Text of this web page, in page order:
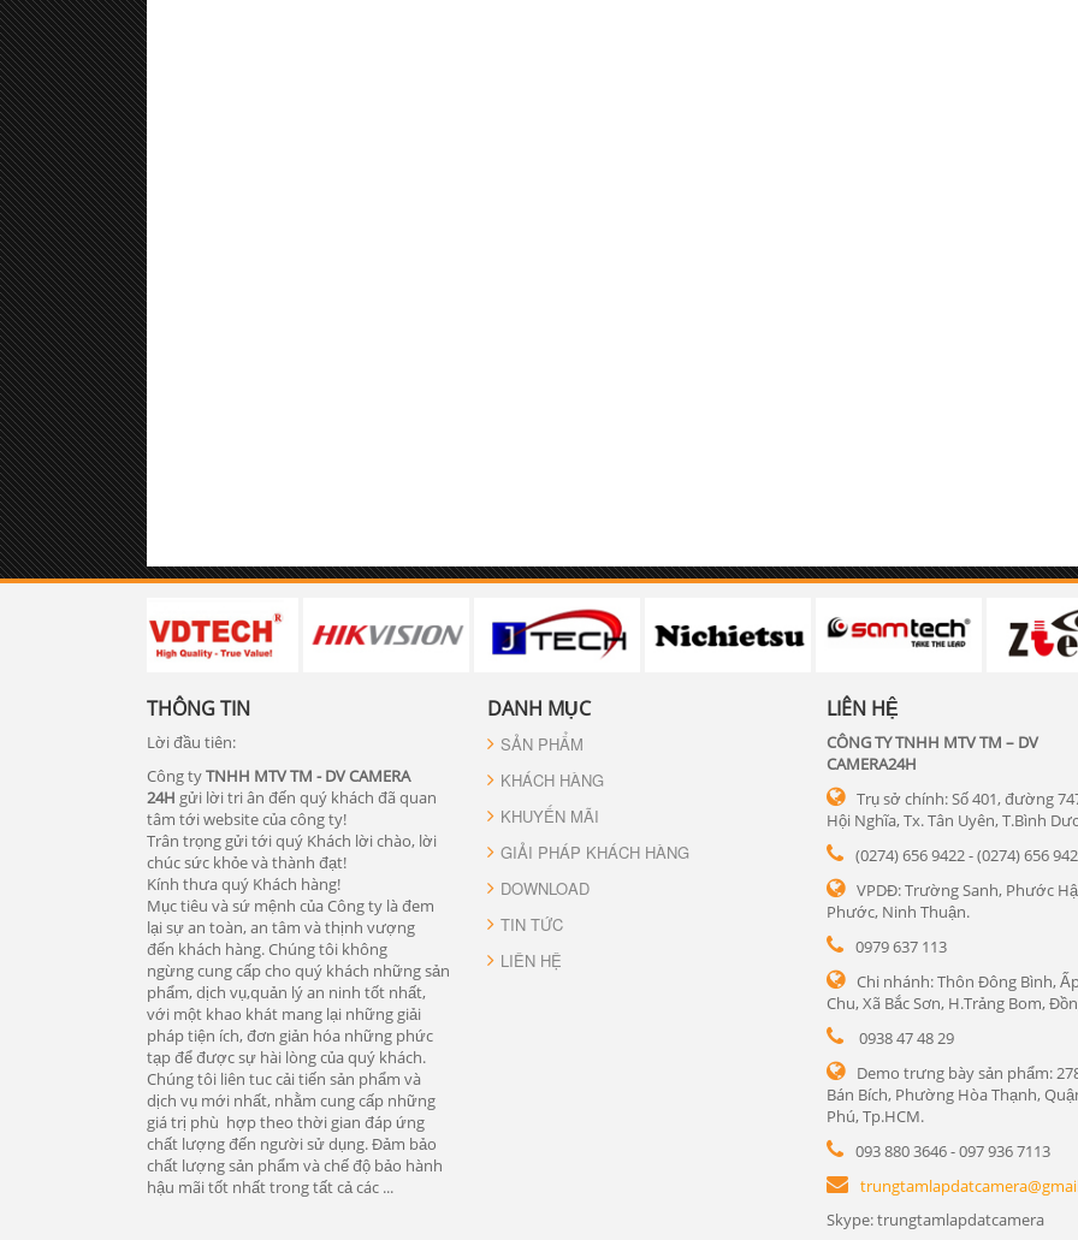
THÔNG TIN
Lời đầu tiên:
Công tyTNHH MTV TM - DV CAMERA
24H gửi lời tri ân đến quý khách đã quan
tâm tới website của công ty!
Trân trọng gửi tới quý Khách lời chào, lời
chúc sức khỏe và thành đạt!
Kính thưa quý Khách hàng!
Mục tiêu và sứ mệnh của Công ty là đem
lại sự an toàn, an tâm và thịnh vượng
đến khách hàng. Chúng tôi không
ngừng cung cấp cho quý khách những sản
phẩm, dịch vụ,quản lý an ninh tốt nhất,
với một khao khát mang lại những giải
pháp tiện ích, đơn giản hóa những phức
tạp để được sự hài lòng của quý khách.
Chúng tôi liên tuc cải tiến sản phẩm và
dịch vụ mới nhất, nhằm cung cấp những
giá trị phù hợp theo thời gian đáp ứng
chất lượng đến người sử dụng. Đảm bảo
chất lượng sản phẩm và chế độ bảo hành
hậu mãi tốt nhất trong tất cả các ...
DANH MỤC
SẢN PHẨM
KHÁCH HÀNG
KHUYẾN MÃI
GIẢI PHÁP KHÁCH HÀNG
DOWNLOAD
TIN TỨC
LIÊN HỆ
LIÊN HỆ
CÔNG TY TNHH MTV TM – DV
CAMERA24H
Trụ sở chính: Số 401, đường
Hội Nghĩa, Tx. Tân Uyên, T.Bình
(0274) 656 9422 - (0274) 656
VPDĐ: Trường Sanh, Phước
Phước, Ninh Thuận.
0979 637 113
Chi nhánh: Thôn Đông Bình,
Chu, Xã Bắc Sơn, H.Trảng Bom,
0938 47 48 29
Demo trưng bày sản phẩm:
Bán Bích, Phường Hòa Thạnh,
Phú, Tp.HCM.
093 880 3646 - 097 936 7113
Skype: trungtamlapdatcamera